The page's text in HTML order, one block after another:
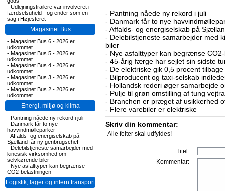
- Udlejningstrailere var involveret i
færdselsuheld - og ender som en
sag i Højesteret
Magasinet Bus
- Magasinet Bus 6 - 2026 er
udkommet
- Magasinet Bus 5 - 2026 er
udkommet
- Magasinet Bus 4 - 2026 er
udkommet
- Magasinet Bus 3 - 2026 er
udkommet
- Magasinet Bus 2 - 2026 er
udkommet
Energi, miljø og klima
- Pantning nåede ny rekord i juli
- Danmark får to nye
havvindmølleparker
-Affalds- og energiselskab på
Sjælland får ny genbrugschef
- Delebilstjeneste samarbejder med
kinesisk virksomhed om
selvkørende biler
- Nye asfalttyper kan begrænse
CO2-belastningen
Logistik, lager og intern transport
- Pantning nåede ny rekord i juli
- Danmark får to nye
- Affalds- og energiselskab på
- Delebilstjeneste samarbejder med
biler
- Nye asfalttyper kan begrænse
- 45-årig færge har sejlet sin sidste
- De elektriske gik 0,5 procent tilbage
- Bilproducent og taxi-selskab
- Hollandsk rederi øger samarbejde
- Pulje til grøn omstilling af tung
- Branchen er præget af usikkerhed
- Flere varebiler er elektriske
Skriv din kommentar:
Alle felter skal udfyldes!
Titel:
Kommentar: